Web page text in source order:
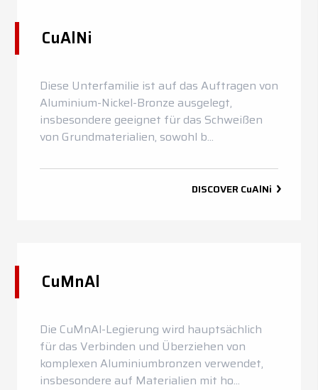
CuAlNi
Diese Unterfamilie ist auf das Auftragen von
Aluminium-Nickel-Bronze ausgelegt,
insbesondere geeignet für das Schweißen
von Grundmaterialien, sowohl b...
DISCOVER CuAlNi
CuMnAl
Die CuMnAl-Legierung wird hauptsächlich
für das Verbinden und Überziehen von
komplexen Aluminiumbronzen verwendet,
insbesondere auf Materialien mit ho...